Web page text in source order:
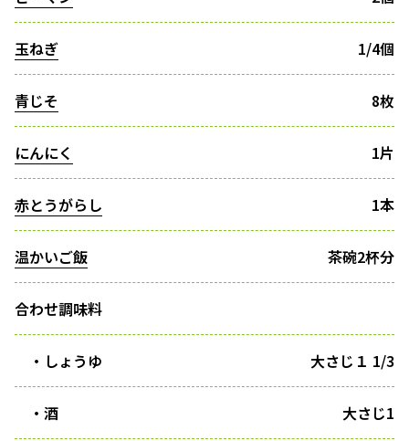
玉ねぎ 1/4個
青じそ 8枚
にんにく 1片
赤とうがらし 1本
温かいご飯 茶碗2杯分
合わせ調味料
・しょうゆ 大さじ１ 1/3
・酒 大さじ1